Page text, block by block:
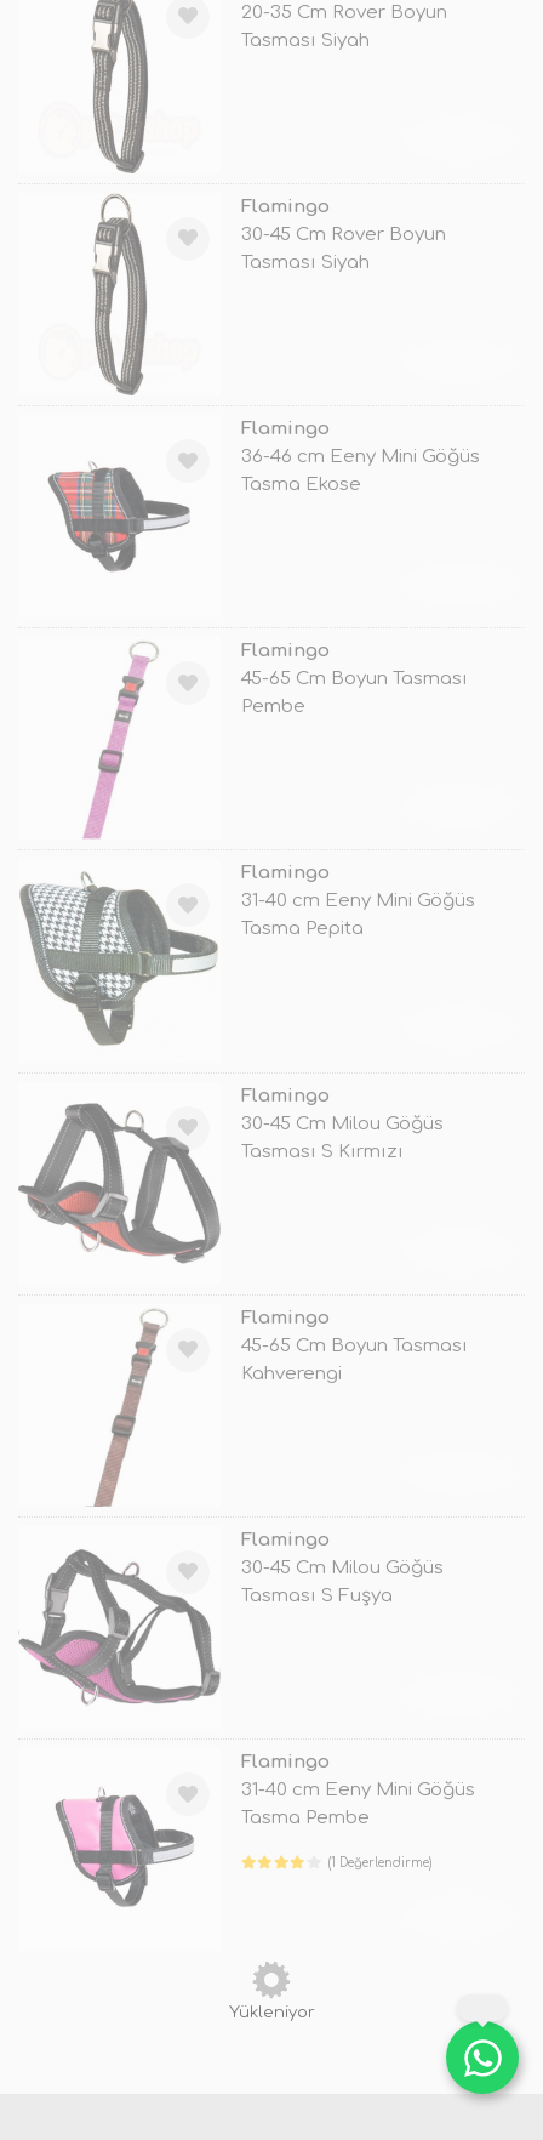
20-35 Cm Rover Boyun
Tasması Siyah
Flamingo
30-45 Cm Rover Boyun
Tasması Siyah
Flamingo
36-46 cm Eeny Mini Göğüs
Tasma Ekose
Flamingo
45-65 Cm Boyun Tasması
Pembe
Flamingo
31-40 cm Eeny Mini Göğüs
Tasma Pepita
Flamingo
30-45 Cm Milou Göğüs
Tasması S Kırmızı
Flamingo
45-65 Cm Boyun Tasması
Kahverengi
Flamingo
30-45 Cm Milou Göğüs
Tasması S Fuşya
Flamingo
31-40 cm Eeny Mini Göğüs
Tasma Pembe
(1 Değerlendirme)
Flamingo
30-45 Cm Boyun Tasması